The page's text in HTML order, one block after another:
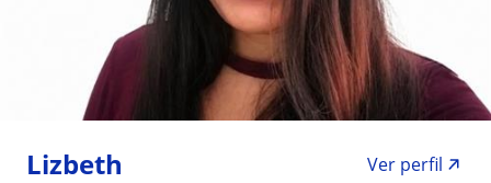
Lizbeth
Ver perfil